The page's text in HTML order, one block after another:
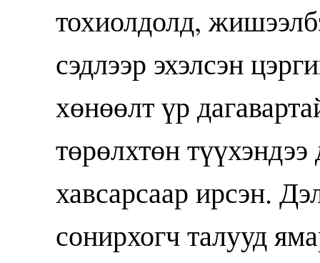
тохиолдолд,
сэдлээр эхэлсэн
хөнөөлт үр
төрөлхтөн
хавсарсаар ирсэн.
сонирхогч талууд